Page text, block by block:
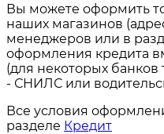
Вы можете оформить
наших магазинов
менеджеров или в
оформления кредита
(для некоторых банков
- СНИЛС или
Все условия
разделе Кредит